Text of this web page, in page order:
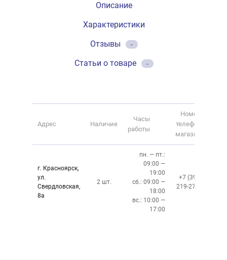
Описание
Характеристики
Отзывы
-
Статьи о товаре -
Адрес Наличие
Часы
работы
Номер
телефона
магазина
г. Красноярск,
ул.
Свердловская,
8а
2 шт.
пн. — пт.:
09:00 —
19:00
сб.: 09:00 —
18:00
вс.: 10:00 —
17:00
+7 (391)
219-27-50